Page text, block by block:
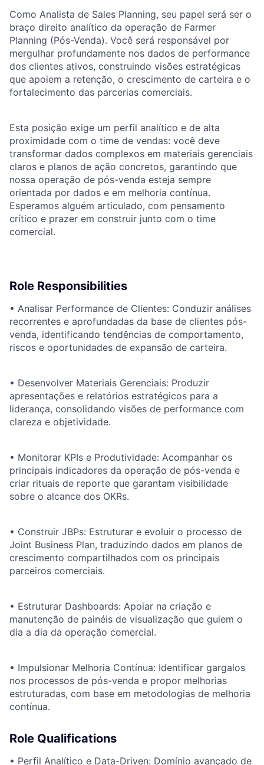
Como Analista de Sales Planning, seu papel será ser o
braço direito analítico da operação de Farmer
Planning (Pós-Venda). Você será responsável por
mergulhar profundamente nos dados de performance
dos clientes ativos, construindo visões estratégicas
que apoiem a retenção, o crescimento de carteira e o
fortalecimento das parcerias comerciais.
Esta posição exige um perfil analítico e de alta
proximidade com o time de vendas: você deve
transformar dados complexos em materiais gerenciais
claros e planos de ação concretos, garantindo que
nossa operação de pós-venda esteja sempre
orientada por dados e em melhoria contínua.
Esperamos alguém articulado, com pensamento
crítico e prazer em construir junto com o time
comercial.
Role Responsibilities
• Analisar Performance de Clientes: Conduzir análises
recorrentes e aprofundadas da base de clientes pós-
venda, identificando tendências de comportamento,
riscos e oportunidades de expansão de carteira.
• Desenvolver Materiais Gerenciais: Produzir
apresentações e relatórios estratégicos para a
liderança, consolidando visões de performance com
clareza e objetividade.
• Monitorar KPIs e Produtividade: Acompanhar os
principais indicadores da operação de pós-venda e
criar rituais de reporte que garantam visibilidade
sobre o alcance dos OKRs.
• Construir JBPs: Estruturar e evoluir o processo de
Joint Business Plan, traduzindo dados em planos de
crescimento compartilhados com os principais
parceiros comerciais.
• Estruturar Dashboards: Apoiar na criação e
manutenção de painéis de visualização que guiem o
dia a dia da operação comercial.
• Impulsionar Melhoria Contínua: Identificar gargalos
nos processos de pós-venda e propor melhorias
estruturadas, com base em metodologias de melhoria
contínua.
Role Qualifications
• Perfil Analítico e Data-Driven: Domínio avançado de